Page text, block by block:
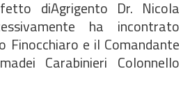
diAgrigento Dr. Nicola
ha incontrato
Finocchiaro e il Comandante
Carabinieri Colonnello